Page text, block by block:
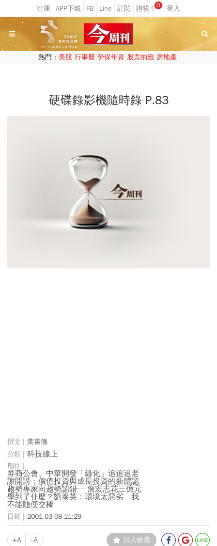
0
熱門： 美股 行事曆 勞保年資 股票抽籤 房地產
硬碟錄影機隨時錄 P.83
黃書儀
科技線上
券商公會、中華開發「綠化」追追追老
謝開講：價值投資與成長投資的新體認
趨勢專家向趨勢認錯─ 詹宏志花三億元
學到了什麼？劉泰英：環境太惡劣 我
不能隨便交棒
2001-03-08 11:29
+A -A 加入收藏